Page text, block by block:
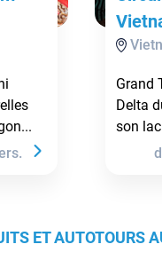
Grand
Delta
son
ET AUTOTOURS